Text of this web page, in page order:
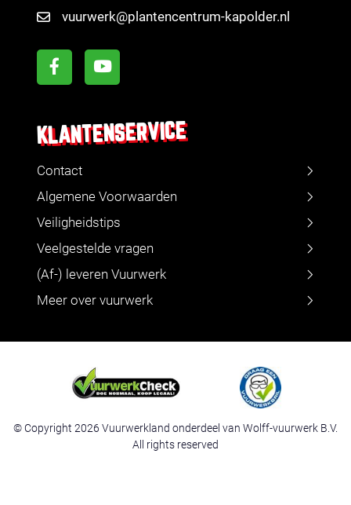
vuurwerk@plantencentrum-kapolder.nl
KLANTENSERVICE
Contact
Algemene Voorwaarden
Veiligheidstips
Veelgestelde vragen
(Af-) leveren Vuurwerk
Meer over vuurwerk
© Copyright 2026 Vuurwerkland onderdeel van Wolff-vuurwerk B.V.
All rights reserved